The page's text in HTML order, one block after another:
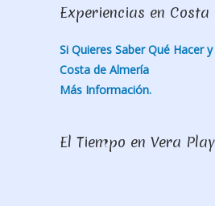
Experiencias en
Si Quieres Saber Qué Hacer
Costa de Almería
Más Información.
El Tiempo en Vera